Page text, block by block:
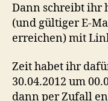
Dann schreibt ihr
(und gültiger E-
erreichen) mit
Zeit habet ihr
30.04.2012 um
dann per Zufall